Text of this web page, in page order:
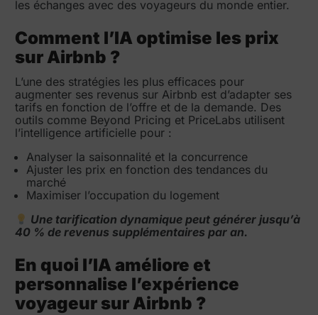
les échanges avec des voyageurs du monde entier.
Comment l’IA optimise les prix
sur Airbnb ?
L’une des stratégies les plus efficaces pour
augmenter ses revenus sur Airbnb est d’adapter ses
tarifs en fonction de l’offre et de la demande. Des
outils comme Beyond Pricing et PriceLabs utilisent
l’intelligence artificielle pour :
Analyser la saisonnalité et la concurrence
Ajuster les prix en fonction des tendances du
marché
Maximiser l’occupation du logement
Une tarification dynamique peut générer jusqu’à
40 % de revenus supplémentaires par an.
En quoi l’IA améliore et
personnalise l’expérience
voyageur sur Airbnb ?